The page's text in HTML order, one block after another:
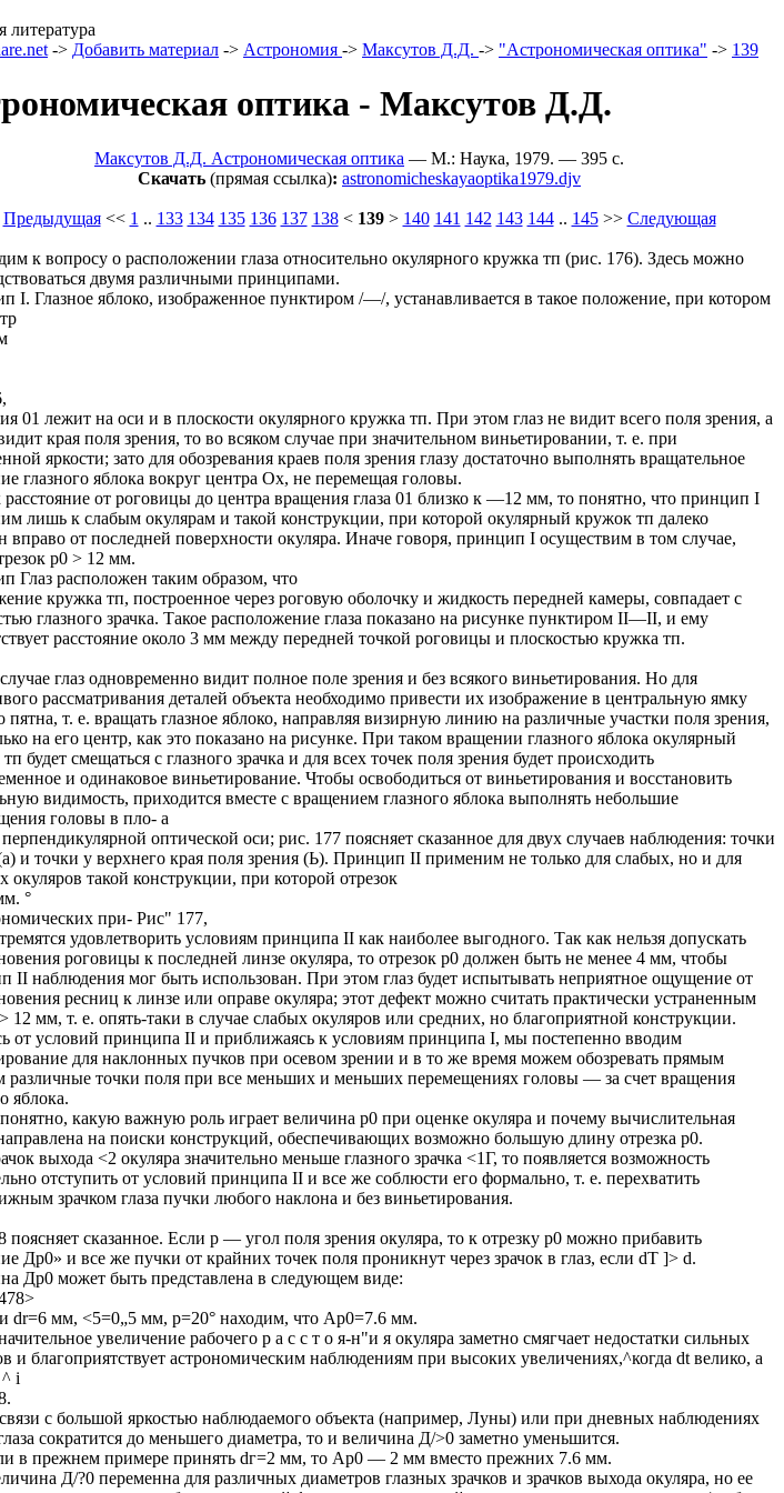
литература
-> Добавить материал -> Астрономия -> Мaксутов Д.Д. -> "Астрономическая оптика" -> 139
оптика - Мaксутов Д.Д.
Maксутов Д.Д. Астрономическая оптика — М.: Наука, 1979. — 395 c.
Скачать (прямая ссылка): astronomicheskayaoptika1979.djv
Предыдущая<< 1 .. 133 134 135 136 137 138< 139> 140 141 142 143 144.. 145>> Следующая
к вопросу о расположении глаза относительно окулярного кружка тп (рис. 176). Здесь можно
двумя различными принципами.
I. Глазное яблоко, изображенное пунктиром /—/, устанавливается в такое положение, при котором
01 лежит на оси и в плоскости окулярного кружка тп. При этом глаз не видит всего поля зрения, а
края поля зрения, то во всяком случае при значительном виньетировании, т. е. при
яркости; зато для обозревания краев поля зрения глазу достаточно выполнять вращательное
глазного яблока вокруг центра Ох, не перемещая головы.
расстояние от роговицы до центра вращения глаза 01 близко к —12 мм, то понятно, что принцип I
лишь к слабым окулярам и такой конструкции, при которой окулярный кружок тп далеко
вправо от последней поверхности окуляра. Иначе говоря, принцип I осуществим в том случае,
р0 > 12 мм.
Глаз расположен таким образом, что
кружка тп, построенное через роговую оболочку и жидкость передней камеры, совпадает с
глазного зрачка. Такое расположение глаза показано на рисунке пунктиром II—II, и ему
расстояние около 3 мм между передней точкой роговицы и плоскостью кружка тп.
глаз одновременно видит полное поле зрения и без всякого виньетирования. Но для
рассматривания деталей объекта необходимо привести их изображение в центральную ямку
пятна, т. е. вращать глазное яблоко, направляя визирную линию на различные участки поля зрения,
на его центр, как это показано на рисунке. При таком вращении глазного яблока окулярный
будет смещаться с глазного зрачка и для всех точек поля зрения будет происходить
и одинаковое виньетирование. Чтобы освободиться от виньетирования и восстановить
видимость, приходится вместе с вращением глазного яблока выполнять небольшие
головы в пло- а
перпендикулярной оптической оси; рис. 177 поясняет сказанное для двух случаев наблюдения: точки
и точки у верхнего края поля зрения (Ь). Принцип II применим не только для слабых, но и для
окуляров такой конструкции, при которой отрезок
°
при- Рис" 177,
удовлетворить условиям принципа II как наиболее выгодного. Так как нельзя допускать
роговицы к последней линзе окуляра, то отрезок р0 должен быть не менее 4 мм, чтобы
II наблюдения мог быть использован. При этом глаз будет испытывать неприятное ощущение от
ресниц к линзе или оправе окуляра; этот дефект можно считать практически устраненным
12 мм, т. е. опять-таки в случае слабых окуляров или средних, но благоприятной конструкции.
от условий принципа II и приближаясь к условиям принципа I, мы постепенно вводим
для наклонных пучков при осевом зрении и в то же время можем обозревать прямым
различные точки поля при все меньших и меньших перемещениях головы — за счет вращения
яблока.
какую важную роль играет величина р0 при оценке окуляра и почему вычислительная
на поиски конструкций, обеспечивающих возможно большую длину отрезка р0.
выхода <2 окуляра значительно меньше глазного зрачка <1Г, то появляется возможность
отступить от условий принципа II и все же соблюсти его формально, т. е. перехватить
зрачком глаза пучки любого наклона и без виньетирования.
поясняет сказанное. Если р — угол поля зрения окуляра, то к отрезку р0 можно прибавить
Др0» и все же пучки от крайних точек поля проникнут через зрачок в глаз, если dT ]> d.
Др0 может быть представлена в следующем виде:
dr=6 мм, <5=0„5 мм, р=20° находим, что Ар0=7.6 мм.
увеличение рабочего р а с с т о я-н"и я окуляра заметно смягчает недостатки сильных
и благоприятствует астрономическим наблюдениям при высоких увеличениях,^когда dt велико, a
i
с большой яркостью наблюдаемого объекта (например, Луны) или при дневных наблюдениях
сократится до меньшего диаметра, то и величина Д/>0 заметно уменьшится.
в прежнем примере принять dг=2 мм, то Ар0 — 2 мм вместо прежних 7.6 мм.
Д/?0 переменна для различных диаметров глазных зрачков и зрачков выхода окуляра, но ее